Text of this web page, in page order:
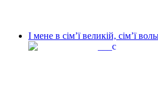
І мене в сім’ї великій, сім’ї